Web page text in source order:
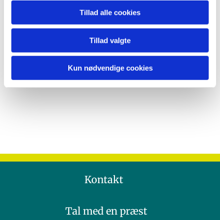
Tillad alle cookies
Tillad valgte
Kun nødvendige cookies
Kontakt
Tal med en præst